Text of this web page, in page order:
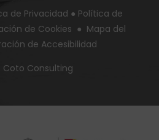
de Privacidad ● Política de
de Cookies ● Mapa del
de Accesibilidad
Coto Consulting